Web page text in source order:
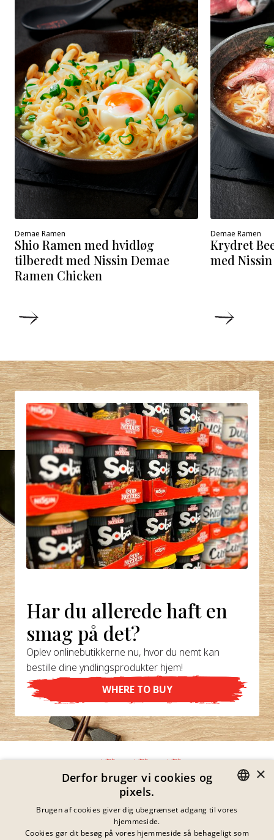
Demae Ramen
Shio Ramen med hvidløg
tilberedt med Nissin Demae
Ramen Chicken
Demae Ramen
Krydret
med
Har du allerede haft en
smag på det?
Oplev onlinebutikkerne nu, hvor du nemt kan
bestille dine yndlingsprodukter hjem!
WHERE TO BUY
Fortrolighedserklæring
Impressum
Juridiske Meddelelser
GERMAN
×
Derfor bruger vi cookies og
pixels.
Brugen af cookies giver dig ubegrænset adgang til vores
hjemmeside.
Cookies gør dit besøg på vores hjemmeside så behageligt som